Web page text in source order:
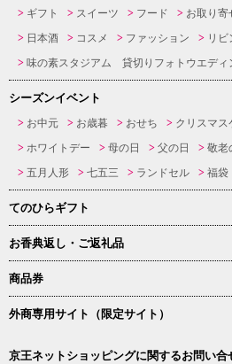
ギフト スイーツ フード お取り寄
日本酒
コスメ ファッション リビ
味の素スタジアム 貸切りフォトウエディ
シーズンイベント
お中元 お歳暮 おせち クリスマス
ホワイトデー
母の日 父の日 敬老
五月人形
七五三 ランドセル 福袋
てのひらギフト
お香典返し・ご返礼品
商品券
外商専用サイト（限定サイト）
京王ネットショッピングに関するお問い合